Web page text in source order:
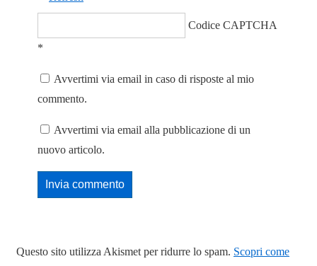
Codice CAPTCHA
*
Avvertimi via email in caso di risposte al mio
commento.
Avvertimi via email alla pubblicazione di un
nuovo articolo.
Questo sito utilizza Akismet per ridurre lo spam. Scopri come